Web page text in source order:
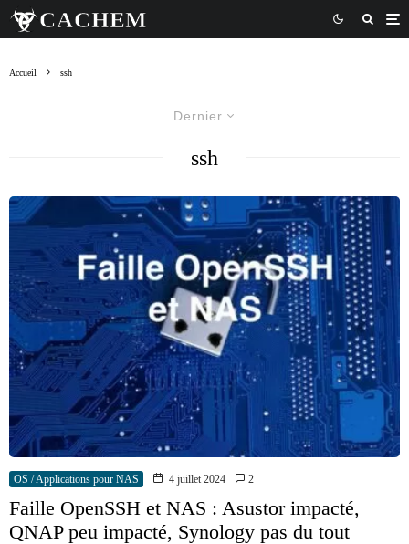
Accueil ssh
Dernier
ssh
OS / Applications pour NAS 4 juillet 2024 2
Faille OpenSSH et NAS : Asustor impacté,
QNAP peu impacté, Synology pas du tout